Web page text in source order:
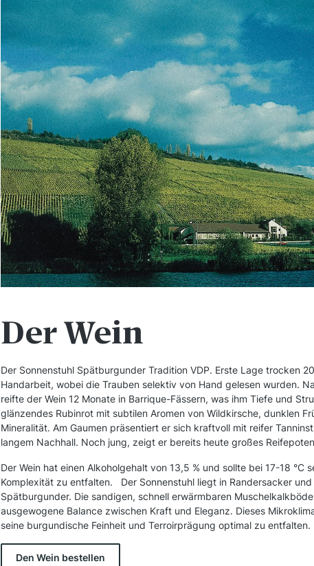
Der Wein
Der Sonnenstuhl Spätburgunder Tradition VDP. Erste Lage trocken
Handarbeit, wobei die Trauben selektiv von Hand gelesen wurden.
reifte der Wein 12 Monate in Barrique-Fässern, was ihm Tiefe und
glänzendes Rubinrot mit subtilen Aromen von Wildkirsche, dunklen
Mineralität. Am Gaumen präsentiert er sich kraftvoll mit reifer
langem Nachhall. Noch jung, zeigt er bereits heute großes
Der Wein hat einen Alkoholgehalt von 13,5 % und sollte bei 17-18 °C
Komplexität zu entfalten. Der Sonnenstuhl liegt in Randersacker
Spätburgunder. Die sandigen, schnell erwärmbaren
ausgewogene Balance zwischen Kraft und Eleganz. Dieses
seine burgundische Feinheit und Terroirprägung optimal zu entfalten.
Den Wein bestellen